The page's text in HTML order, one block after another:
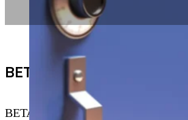
BETALING AV SKAP
BETAL ENKELT FOR SKAPET DITT